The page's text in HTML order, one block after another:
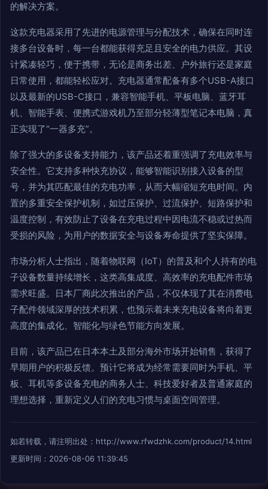
的解决方案。
这款充电器采用了先进的电源管理与分配技术，确保在同时连
接多台设备时，每一台都能获得充足且安全的电力供应。其设
计紧凑轻巧，便于携带，无论是商务出差、户外旅行还是家庭
日常使用，都能轻松应对。充电器通常配备有多个USB-A接口
以及最新的USB-C接口，兼容智能手机、平板电脑、蓝牙耳
机、智能手表、便携式游戏机乃至部分轻薄型笔记本电脑，真
正实现了“一器多充”。
除了强大的多设备支持能力，该产品还着重强调了充电效率与
安全性。它支持多种快充协议，能够智能识别接入设备的型
号，并为其匹配最佳的充电功率，从而大幅缩短充电时间。内
置的多重安全保护机制，如过压保护、过流保护、短路保护和
温度控制，有效防止了设备在充电过程中因电流不稳或过热而
受损的风险，为用户的数据安全与设备寿命提供了坚实保障。
市场分析人士指出，随着物联网（IoT）的普及和个人持有的电
子设备数量持续增长，这类高集成度、高效率的充电配件市场
需求旺盛。日本厂商此次推出的产品，不仅体现了其在消费电
子配件领域深厚的技术积累，也预示着未来充电设备将向着更
高度的集成化、智能化与绿色节能方向发展。
目前，该产品已在日本本土及部分海外市场开始销售，获得了
早期用户的积极反馈。预计它将成为经常需要同时为手机、平
板、耳机等多设备充电的商务人士、科技爱好者及普通家庭的
理想选择，重新定义人们的充电习惯与桌面空间管理。
如若转载，请注明出处：http://www.rfwdzhk.com/product/14.html
更新时间：2026-08-06 11:39:45